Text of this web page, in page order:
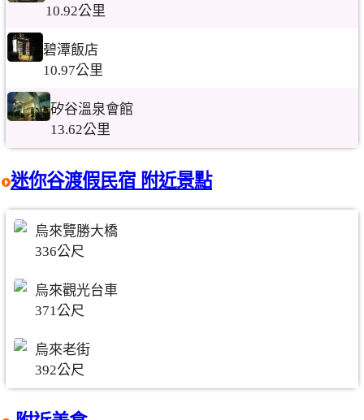
10.92公里
碧潭飯店
10.97公里
矽谷溫泉會館
13.62公里
迷你谷渡假民宿 附近景點
烏來覽勝大橋
336公尺
烏來觀光台車
371公尺
烏來老街
392公尺